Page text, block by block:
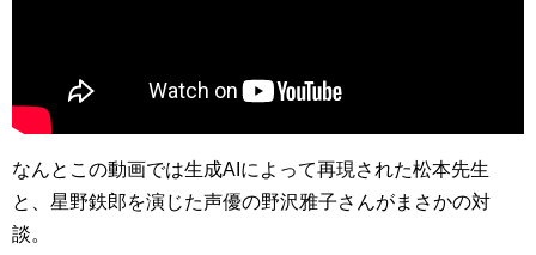
なんとこの動画では生成AIによって再現された松本先生
と、星野鉄郎を演じた声優の野沢雅子さんがまさかの対
談。